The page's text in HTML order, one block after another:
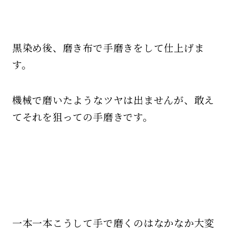
黒染め後、磨き布で手磨きをして仕上げま
す。
機械で磨いたようなツヤは出ませんが、敢え
てそれを狙っての手磨きです。
一本一本こうして手で磨くのはなかなか大変